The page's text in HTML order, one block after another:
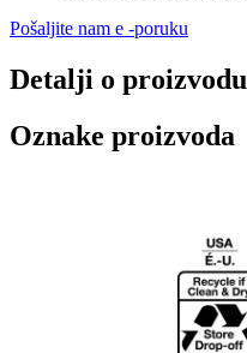
Pošaljite nam e -poruku
Detalji o proizvodu
Oznake proizvoda